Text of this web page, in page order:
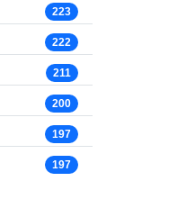
223
222
211
200
197
197